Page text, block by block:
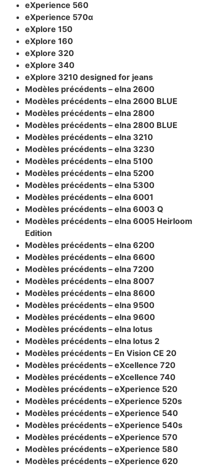
eXperience 560
eXperience 570α
eXplore 150
eXplore 160
eXplore 320
eXplore 340
eXplore 3210 designed for jeans
Modèles précédents – elna 2600
Modèles précédents – elna 2600 BLUE
Modèles précédents – elna 2800
Modèles précédents – elna 2800 BLUE
Modèles précédents – elna 3210
Modèles précédents – elna 3230
Modèles précédents – elna 5100
Modèles précédents – elna 5200
Modèles précédents – elna 5300
Modèles précédents – elna 6001
Modèles précédents – elna 6003 Q
Modèles précédents – elna 6005 Heirloom
Edition
Modèles précédents – elna 6200
Modèles précédents – elna 6600
Modèles précédents – elna 7200
Modèles précédents – elna 8007
Modèles précédents – elna 8600
Modèles précédents – elna 9500
Modèles précédents – elna 9600
Modèles précédents – elna lotus
Modèles précédents – elna lotus 2
Modèles précédents – En Vision CE 20
Modèles précédents – eXcellence 720
Modèles précédents – eXcellence 740
Modèles précédents – eXperience 520
Modèles précédents – eXperience 520s
Modèles précédents – eXperience 540
Modèles précédents – eXperience 540s
Modèles précédents – eXperience 570
Modèles précédents – eXperience 580
Modèles précédents – eXperience 620